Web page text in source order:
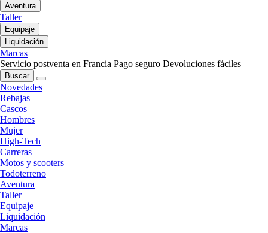
Aventura
Taller
Equipaje
Liquidación
Marcas
Servicio postventa en Francia Pago seguro Devoluciones fáciles
Buscar
Novedades
Rebajas
Cascos
Hombres
Mujer
High-Tech
Carreras
Motos y scooters
Todoterreno
Aventura
Taller
Equipaje
Liquidación
Marcas